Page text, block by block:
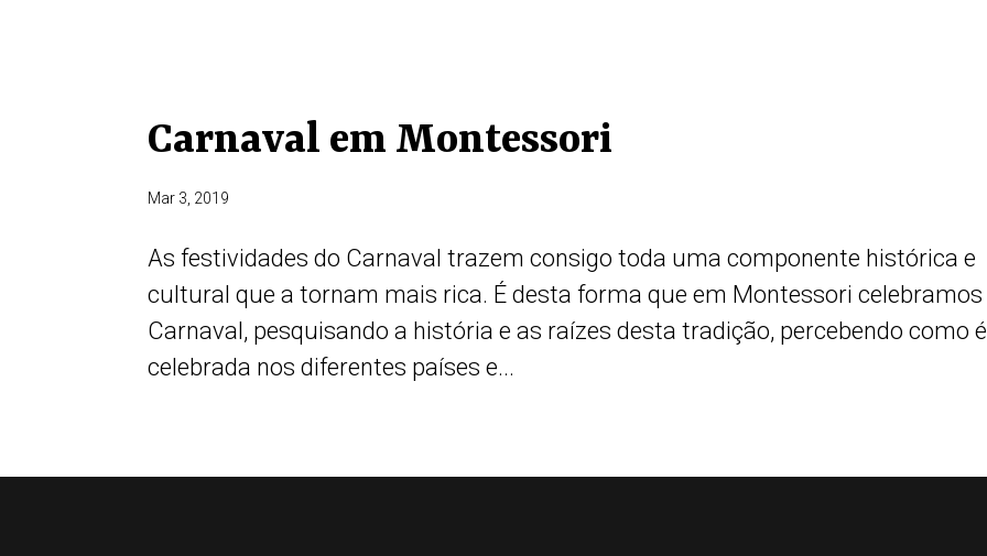
Carnaval em Montessori
Mar 3, 2019
As festividades do Carnaval trazem consigo toda uma componente histórica e
cultural que a tornam mais rica. É desta forma que em Montessori celebramos
Carnaval, pesquisando a história e as raízes desta tradição, percebendo como é
celebrada nos diferentes países e...